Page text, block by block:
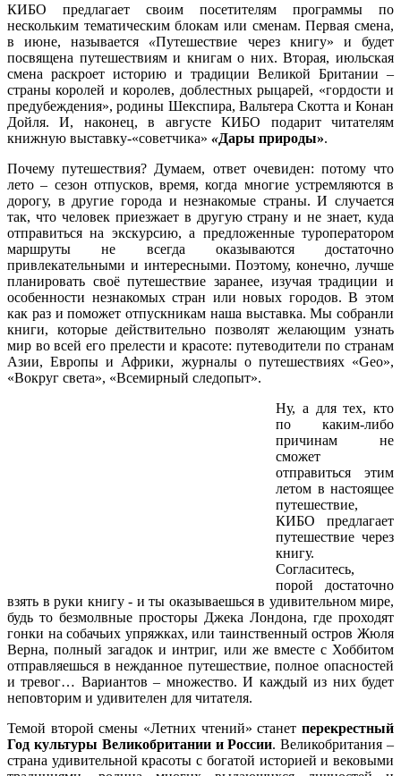
КИБО предлагает своим посетителям программы по
нескольким тематическим блокам или сменам. Первая смена,
в июне, называется «Путешествие через книгу» и будет
посвящена путешествиям и книгам о них. Вторая, июльская
смена раскроет историю и традиции Великой Британии –
страны королей и королев, доблестных рыцарей, «гордости и
предубеждения», родины Шекспира, Вальтера Скотта и Конан
Дойля. И, наконец, в августе КИБО подарит читателям
книжную выставку-«советчика» «Дары природы».
Почему путешествия? Думаем, ответ очевиден: потому что
лето – сезон отпусков, время, когда многие устремляются в
дорогу, в другие города и незнакомые страны. И случается
так, что человек приезжает в другую страну и не знает, куда
отправиться на экскурсию, а предложенные туроператором
маршруты не всегда оказываются достаточно
привлекательными и интересными. Поэтому, конечно, лучше
планировать своё путешествие заранее, изучая традиции и
особенности незнакомых стран или новых городов. В этом
как раз и поможет отпускникам наша выставка. Мы собранли
книги, которые действительно позволят желающим узнать
мир во всей его прелести и красоте: путеводители по странам
Азии, Европы и Африки, журналы о путешествиях «Geo»,
«Вокруг света», «Всемирный следопыт».
Ну, а для тех, кто
по каким-либо
причинам не
сможет
отправиться этим
летом в настоящее
путешествие,
КИБО предлагает
путешествие через
книгу.
Согласитесь,
порой достаточно
взять в руки книгу - и ты оказываешься в удивительном мире,
будь то безмолвные просторы Джека Лондона, где проходят
гонки на собачьих упряжках, или таинственный остров Жюля
Верна, полный загадок и интриг, или же вместе с Хоббитом
отправляешься в нежданное путешествие, полное опасностей
и тревог… Вариантов – множество. И каждый из них будет
неповторим и удивителен для читателя.
Темой второй смены «Летних чтений» станет перекрестный
Год культуры Великобритании и России. Великобритания –
страна удивительной красоты с богатой историей и вековыми